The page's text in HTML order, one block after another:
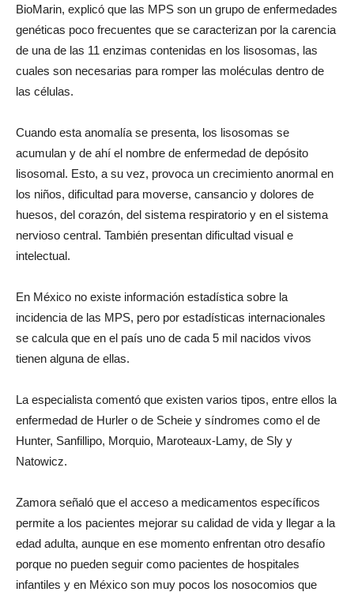
BioMarin, explicó que las MPS son un grupo de enfermedades
genéticas poco frecuentes que se caracterizan por la carencia
de una de las 11 enzimas contenidas en los lisosomas, las
cuales son necesarias para romper las moléculas dentro de
las células.
Cuando esta anomalía se presenta, los lisosomas se
acumulan y de ahí el nombre de enfermedad de depósito
lisosomal. Esto, a su vez, provoca un crecimiento anormal en
los niños, dificultad para moverse, cansancio y dolores de
huesos, del corazón, del sistema respiratorio y en el sistema
nervioso central. También presentan dificultad visual e
intelectual.
En México no existe información estadística sobre la
incidencia de las MPS, pero por estadísticas internacionales
se calcula que en el país uno de cada 5 mil nacidos vivos
tienen alguna de ellas.
La especialista comentó que existen varios tipos, entre ellos la
enfermedad de Hurler o de Scheie y síndromes como el de
Hunter, Sanfillipo, Morquio, Maroteaux-Lamy, de Sly y
Natowicz.
Zamora señaló que el acceso a medicamentos específicos
permite a los pacientes mejorar su calidad de vida y llegar a la
edad adulta, aunque en ese momento enfrentan otro desafío
porque no pueden seguir como pacientes de hospitales
infantiles y en México son muy pocos los nosocomios que